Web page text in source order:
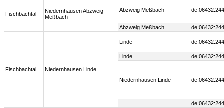
Fischbachtal
Niedernhausen Abzweig
Meßbach
Abzweig Meßbach
Abzweig Meßbach
Fischbachtal Niedernhausen Linde
Linde
Linde
Niedernhausen Linde